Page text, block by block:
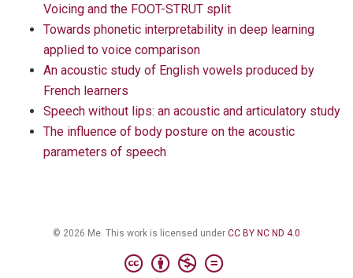
Voicing and the FOOT-STRUT split
Towards phonetic interpretability in deep learning
applied to voice comparison
An acoustic study of English vowels produced by
French learners
Speech without lips: an acoustic and articulatory study
The influence of body posture on the acoustic
parameters of speech
© 2026 Me. This work is licensed under CC BY NC ND 4.0